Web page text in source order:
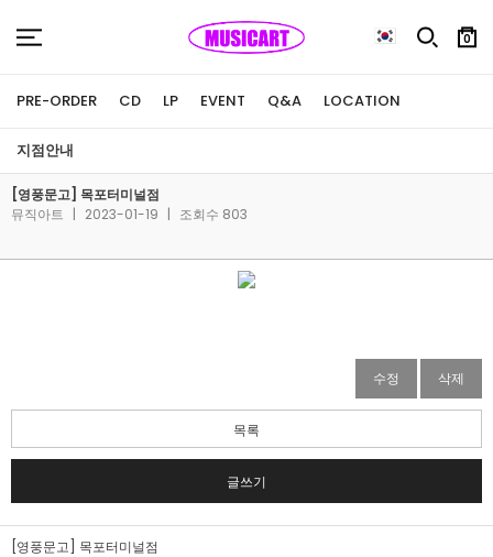
0
PRE-ORDER CD LP EVENT Q&A LOCATION
지점안내
[영풍문고] 목포터미널점
뮤직아트 | 2023-01-19 | 조회수 803
수정 삭제
목록
글쓰기
[영풍문고] 목포터미널점